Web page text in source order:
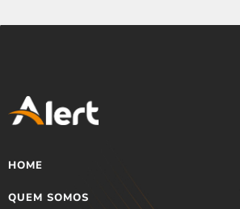
HOME
QUEM SOMOS